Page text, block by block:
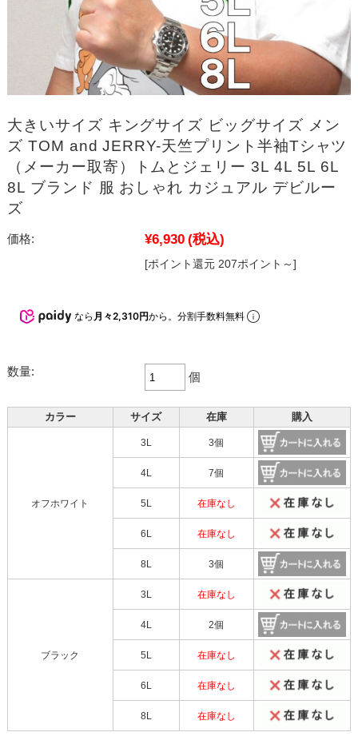
大きいサイズ キングサイズ ビッグサイズ メン
ズ TOM and JERRY-天竺プリント半袖Tシャツ
（メーカー取寄）トムとジェリー 3L 4L 5L 6L
8L ブランド 服 おしゃれ カジュアル デビルー
ズ
価格: ¥6,930 (税込)
[ポイント還元 207ポイント～]
なら 月々2,310円から。分割手数料無料
数量: 個
カラー サイズ 在庫 購入
オフホワイト
3L 3個
4L 7個
5L 在庫なし
6L 在庫なし
8L 3個
ブラック
3L 在庫なし
4L 2個
5L 在庫なし
6L 在庫なし
8L 在庫なし